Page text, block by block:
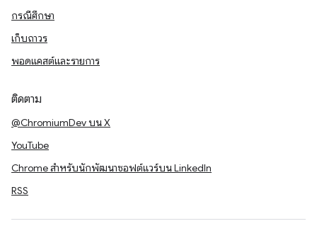
กรณีศึกษา
เก็บถาวร
พอดแคสต์และรายการ
ติดตาม
@ChromiumDev บน X
YouTube
Chrome สำหรับนักพัฒนาซอฟต์แวร์บน LinkedIn
RSS